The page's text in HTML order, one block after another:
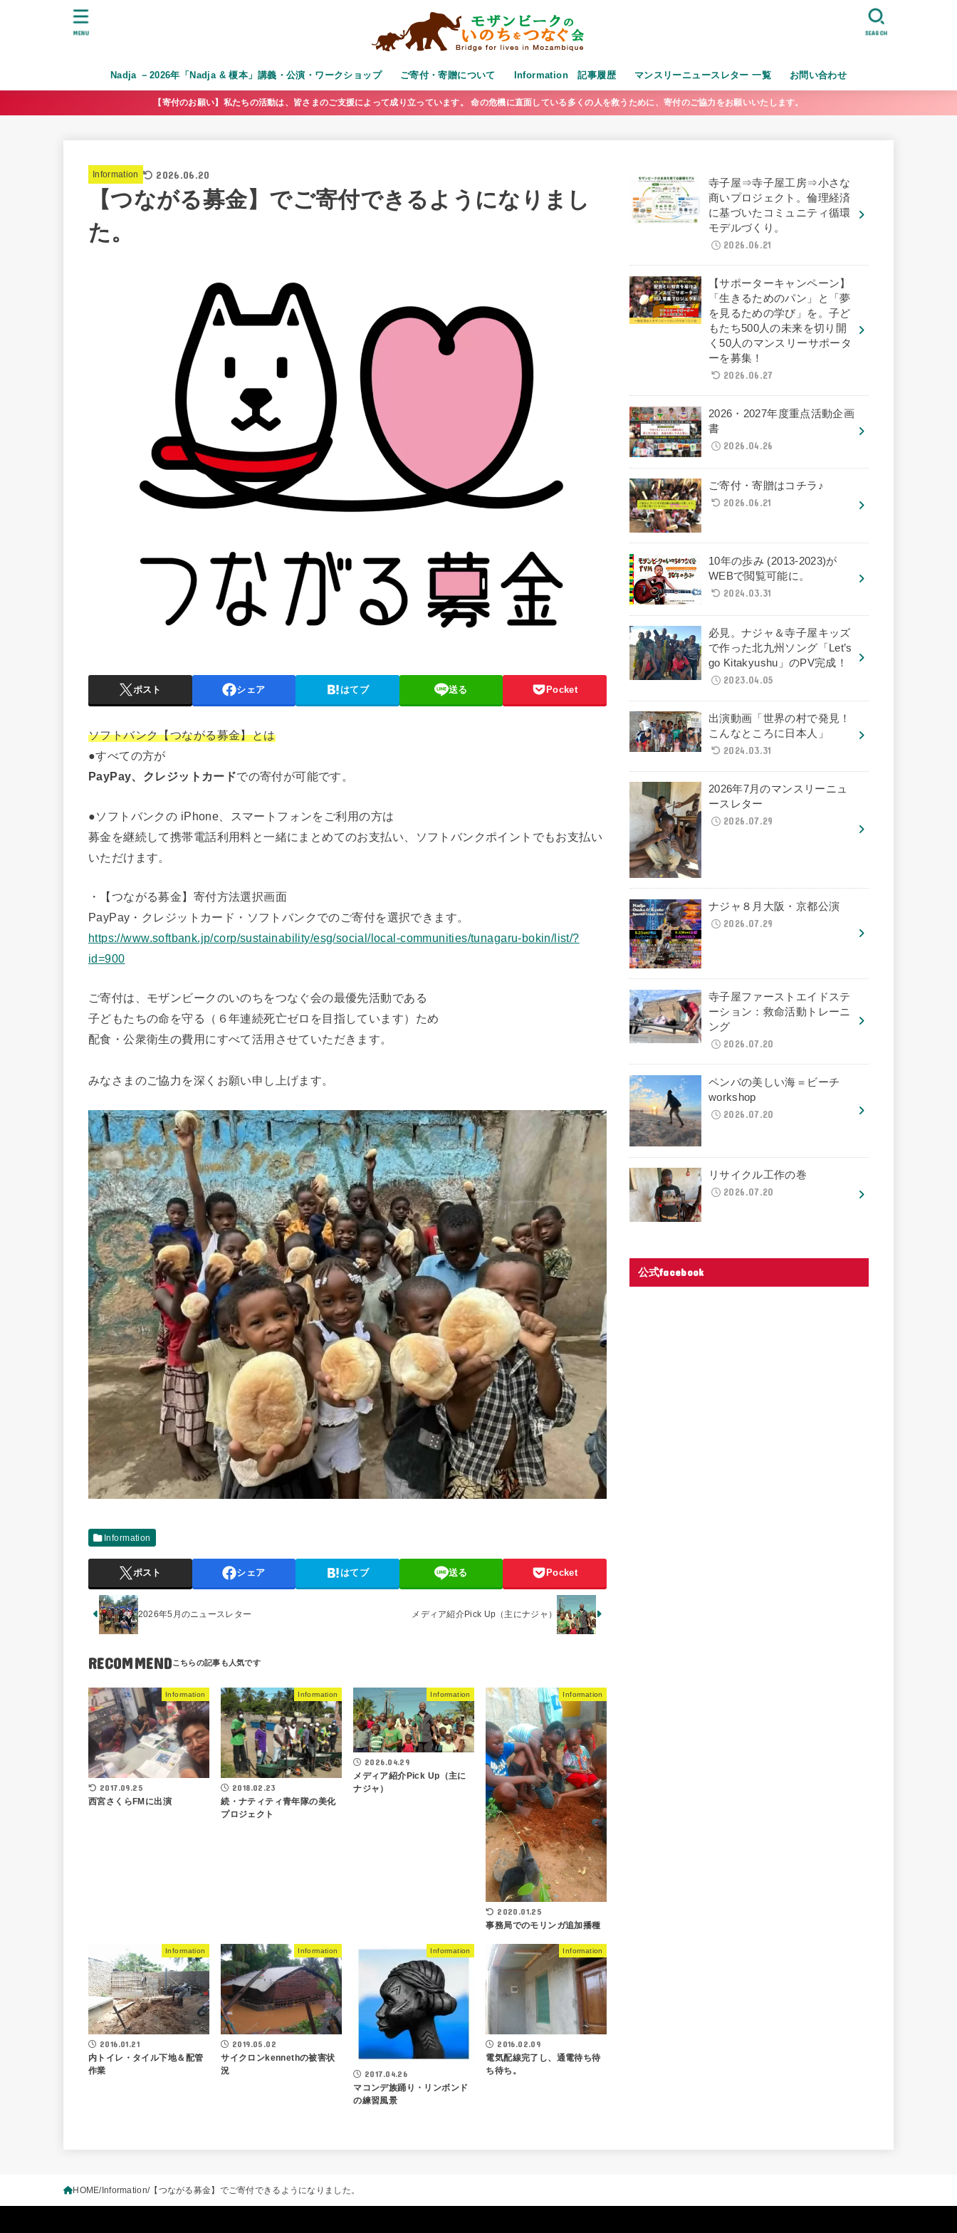
Nadja －2026年「Nadja & 榎本」講義・公演・ワークショップ ご寄付・寄贈について Information 記事履歴 マンスリーニュースレター 一覧 お問い合わせ
SEARCH
MENU
【寄付のお願い】私たちの活動は、皆さまのご支援によって成り立っています。 命の危機に直面している多くの人を救うために、寄付のご協力をお願いいたします。
Information 2026.06.20
【つながる募金】でご寄付できるようになりまし
た。
ポスト シェア はてブ 送る Pocket
ソフトバンク【つながる募金】とは
●すべての方が
PayPay、クレジットカードでの寄付が可能です。
●ソフトバンクの iPhone、スマートフォンをご利用の方は
募金を継続して携帯電話利用料と一緒にまとめてのお支払い、ソフトバンクポイントでもお支払い
いただけます。
・【つながる募金】寄付方法選択画面
PayPay・クレジットカード・ソフトバンクでのご寄付を選択できます。
https://www.softbank.jp/corp/sustainability/esg/social/local-communities/tunagaru-bokin/list/?
id=900
ご寄付は、モザンビークのいのちをつなぐ会の最優先活動である
子どもたちの命を守る（６年連続死亡ゼロを目指しています）ため
配食・公衆衛生の費用にすべて活用させていただきます。
みなさまのご協力を深くお願い申し上げます。
Information
ポスト シェア はてブ 送る Pocket
2026年5月のニュースレター メディア紹介Pick Up（主にナジャ）
RECOMMEND
Information
2017.09.25
西宮さくらFMに出演
Information
2018.02.23
続・ナティティ青年隊の美化
プロジェクト
Information
2026.04.29
メディア紹介Pick Up（主に
ナジャ）
Information
2020.01.25
事務局でのモリンガ追加播種
Information
2016.01.21
内トイレ・タイル下地＆配管
作業
Information
2019.05.02
サイクロンkennethの被害状
況
Information
2017.04.26
マコンデ族踊り・リンボンド
の練習風景
Information
2016.02.09
電気配線完了し、通電待ち待
ち待ち。
寺子屋⇒寺子屋工房⇒小さな
商いプロジェクト。倫理経済
に基づいたコミュニティ循環
モデルづくり。
2026.06.21
【サポーターキャンペーン】
「生きるためのパン」と「夢
を見るための学び」を。子ど
もたち500人の未来を切り開
く50人のマンスリーサポータ
ーを募集！
2026.06.27
2026・2027年度重点活動企画
書
2026.04.26
ご寄付・寄贈はコチラ♪
2026.06.21
10年の歩み (2013-2023)が
WEBで閲覧可能に。
2024.03.31
必見。ナジャ＆寺子屋キッズ
で作った北九州ソング「Let’s
go Kitakyushu」のPV完成！
2023.04.05
出演動画「世界の村で発見！
こんなところに日本人」
2024.03.31
2026年7月のマンスリーニュ
ースレター
2026.07.29
ナジャ８月大阪・京都公演
2026.07.29
寺子屋ファーストエイドステ
ーション：救命活動トレーニ
ング
2026.07.20
ペンバの美しい海＝ビーチ
workshop
2026.07.20
リサイクル工作の巻
2026.07.20
公式facebook
HOME Information 【つながる募金】でご寄付できるようになりました。